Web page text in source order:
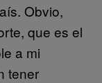
Obvio,
que es el
a mi
tener